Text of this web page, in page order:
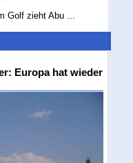
Golf zieht Abu ...
Europa hat wieder